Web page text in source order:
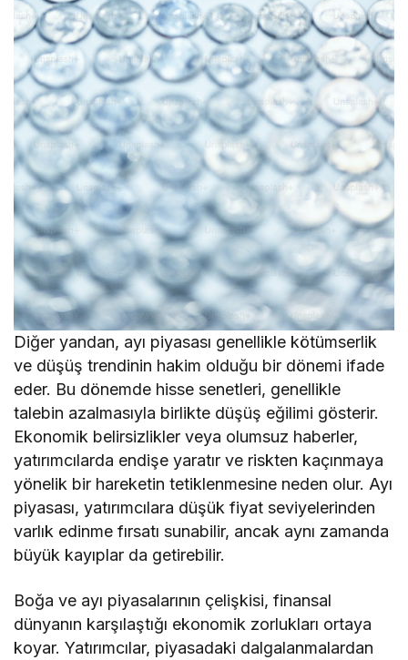
Diğer yandan, ayı piyasası genellikle kötümserlik
ve düşüş trendinin hakim olduğu bir dönemi ifade
eder. Bu dönemde hisse senetleri, genellikle
talebin azalmasıyla birlikte düşüş eğilimi gösterir.
Ekonomik belirsizlikler veya olumsuz haberler,
yatırımcılarda endişe yaratır ve riskten kaçınmaya
yönelik bir hareketin tetiklenmesine neden olur. Ayı
piyasası, yatırımcılara düşük fiyat seviyelerinden
varlık edinme fırsatı sunabilir, ancak aynı zamanda
büyük kayıplar da getirebilir.
Boğa ve ayı piyasalarının çelişkisi, finansal
dünyanın karşılaştığı ekonomik zorlukları ortaya
koyar. Yatırımcılar, piyasadaki dalgalanmalardan